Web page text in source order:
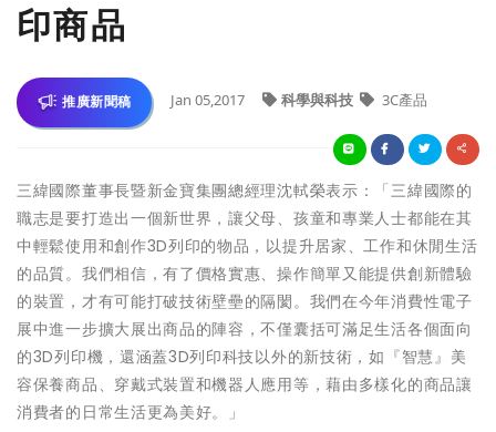
印商品
推廣新聞稿 Jan 05,2017 科學與科技 3C產品
三緯國際董事長暨新金寶集團總經理沈軾榮表示：「三緯國際的
職志是要打造出一個新世界，讓父母、孩童和專業人士都能在其
中輕鬆使用和創作3D列印的物品，以提升居家、工作和休閒生活
的品質。我們相信，有了價格實惠、操作簡單又能提供創新體驗
的裝置，才有可能打破技術壁壘的隔閡。我們在今年消費性電子
展中進一步擴大展出商品的陣容，不僅囊括可滿足生活各個面向
的3D列印機，還涵蓋3D列印科技以外的新技術，如『智慧』美
容保養商品、穿戴式裝置和機器人應用等，藉由多樣化的商品讓
消費者的日常生活更為美好。」